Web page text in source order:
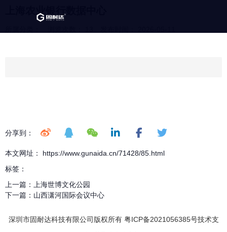
上海农业银行数据中心
分享到：
本文网址： https://www.gunaida.cn/71428/85.html
标签：
上一篇：
上海世博文化公园
下一篇： 山西潇河国际会议中心
深圳市固耐达科技有限公司版权所有 粤ICP备2021056385号技术支